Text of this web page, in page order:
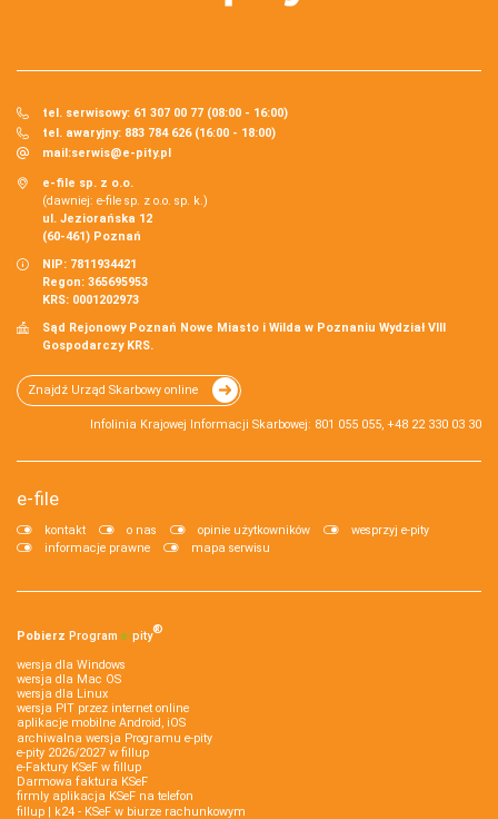
tel. serwisowy: 61 307 00 77 (08:00 - 16:00)
tel. awaryjny: 883 784 626 (16:00 - 18:00)
mail:serwis@e-pity.pl
e-file sp. z o.o.
(dawniej: e-file sp. z o.o. sp. k.)
ul. Jeziorańska 12
(60-461) Poznań
NIP: 7811934421
Regon: 365695953
KRS: 0001202973
Sąd Rejonowy Poznań Nowe Miasto i Wilda w Poznaniu Wydział VIII
Gospodarczy KRS.
Znajdź Urząd Skarbowy online
Infolinia Krajowej Informacji Skarbowej: 801 055 055, +48 22 330 03 30
e-file
kontakt o nas opinie użytkowników
wesprzyj e-pity
informacje prawne
mapa serwisu
Pobierz Program e‑pity®
wersja dla Windows
wersja dla Mac OS
wersja dla Linux
wersja PIT przez internet online
aplikacje mobilne Android, iOS
archiwalna wersja Programu e-pity
e-pity 2026/2027 w fillup
e‑Faktury KSeF w fillup
Darmowa faktura KSeF
firmly aplikacja KSeF na telefon
fillup | k24 - KSeF w biurze rachunkowym